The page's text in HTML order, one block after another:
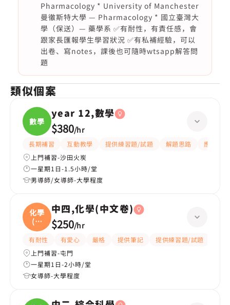
Pharmacology * University of Manchester
曼徹斯特大學 — Pharmacology * 國立臺灣大
學（保送）— 藥學系 ✅有耐性，有責任感，會
跟家長匯報學生學習狀況 ✅有私補經驗，可以
出卷、寫notes，課後也可隨時wtsapp解答問
題
類似個案
數學
year 12,數學
$380/hr
長期補習 互動教學 提供練習題/試題 解題思路
應試策略
上門補習-沙田火炭
一星期1日-1.5小時/堂
男導師/女導師-大學程度
化學
(中
文
中四,化學(中文卷)
$250/hr
有耐性 有愛心 嚴格 提供筆記 提供練習題/試題
上門補習-屯門
一星期1日-2小時/堂
女導師-大學程度